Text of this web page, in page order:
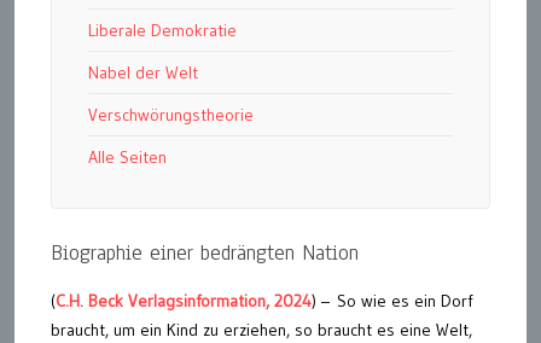
Liberale Demokratie
Nabel der Welt
Verschwörungstheorie
Alle Seiten
Biographie einer bedrängten Nation
(C.H. Beck Verlagsinformation, 2024) – So wie es ein Dorf
braucht, um ein Kind zu erziehen, so braucht es eine Welt,